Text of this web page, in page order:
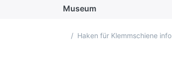
Museum
Startseite
Haken für Klemmschiene info